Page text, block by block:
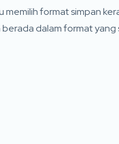
memilih format simpan
dalam format yang